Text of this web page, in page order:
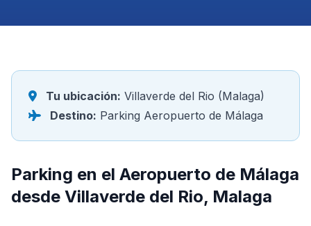
Tu ubicación: Villaverde del Rio (Malaga)
Destino: Parking Aeropuerto de Málaga
Parking en el Aeropuerto de Málaga
desde Villaverde del Rio, Malaga